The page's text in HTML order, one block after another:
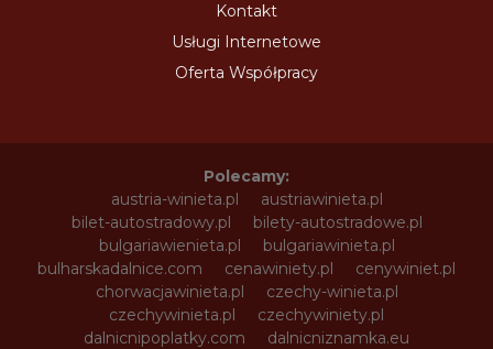
Kontakt
Usługi Internetowe
Oferta Współpracy
Polecamy:
austria-winieta.pl
austriawinieta.pl
bilet-autostradowy.pl
bilety-autostradowe.pl
bulgariawienieta.pl
bulgariawinieta.pl
bulharskadalnice.com
cenawiniety.pl
cenywiniet.pl
chorwacjawinieta.pl
czechy-winieta.pl
czechywinieta.pl
czechywiniety.pl
dalnicnipoplatky.com
dalnicniznamka.eu